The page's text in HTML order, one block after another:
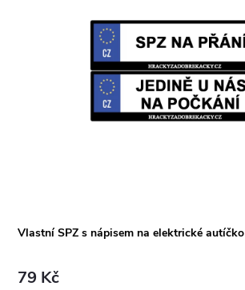
Vlastní SPZ s nápisem na elektrické autíčko
79 Kč